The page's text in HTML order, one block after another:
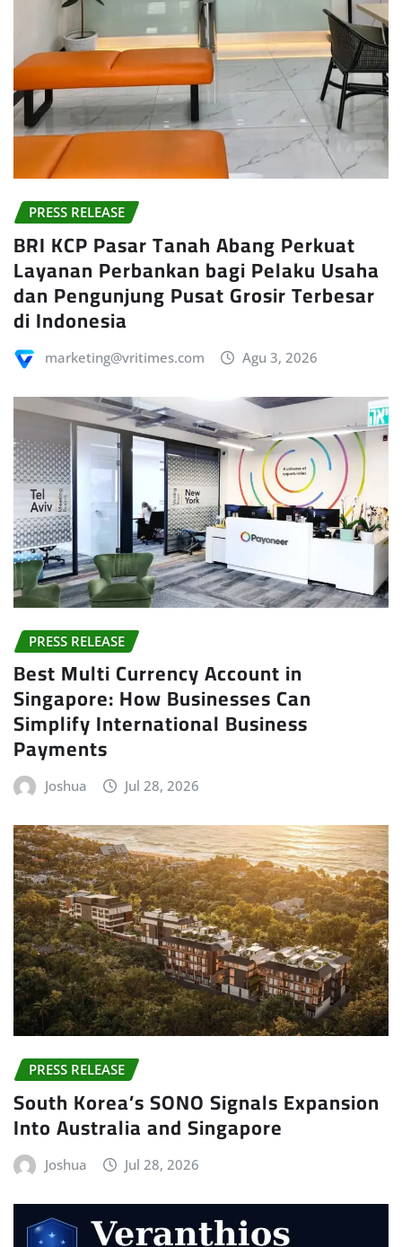
PRESS RELEASE
BRI KCP Pasar Tanah Abang Perkuat
Layanan Perbankan bagi Pelaku Usaha
dan Pengunjung Pusat Grosir Terbesar
di Indonesia
marketing@vritimes.com Agu 3, 2026
PRESS RELEASE
Best Multi Currency Account in
Singapore: How Businesses Can
Simplify International Business
Payments
Joshua Jul 28, 2026
PRESS RELEASE
South Korea’s SONO Signals Expansion
Into Australia and Singapore
Joshua Jul 28, 2026